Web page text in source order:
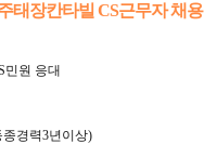
태장칸타빌 CS근무자 채용
민원 응대
종경력3년이상)